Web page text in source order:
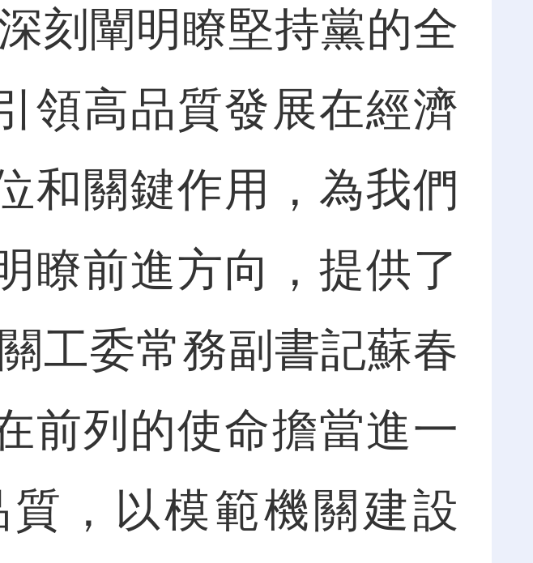
闡明瞭堅持黨的全
領高品質發展在經濟
和關鍵作用，為我們
瞭前進方向，提供了
工委常務副書記蘇春
前列的使命擔當進一
，以模範機關建設